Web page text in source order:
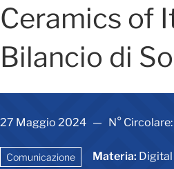
Ceramics of
Bilancio di
27 Maggio 2024 — N°
Comunicazione Materia: Digital